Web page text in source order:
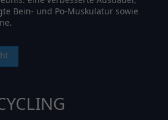
Bein- und Po-Muskulatur sowie